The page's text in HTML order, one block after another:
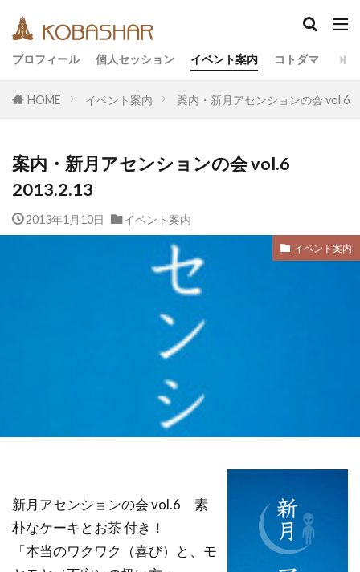
プロフィール 個人セッション イベント案内 コトダマ
HOME イベント案内 案内・新月アセンションの会 vol.6
案内・新月アセンションの会 vol.6
2013.2.13
2013年1月10日 イベント案内
イベント案内
新月アセンションの会 vol.6 素
朴なケーキとお茶 付き！
「本当のワクワク（喜び）と、モ
カテゴリー
アーティスト
イベント
イヤシロチ
エコ
デトックス
バシャール・宇宙の法則
ヴィーガン
引き寄せの法則
沖縄
覚醒の学校